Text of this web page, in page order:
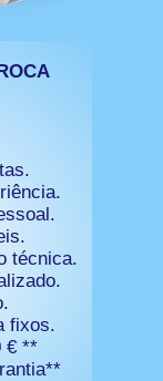
técnica.
fixos.
€ **